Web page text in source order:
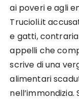
ai poveri e agli
Trucioli.it
e gatti,
appelli che
scrive di una
alimentari